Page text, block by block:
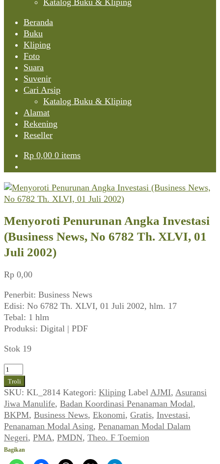
Katalog Buku & Kliping
Beranda
Buku
Kliping
Foto
Suara
Suvenir
Cari Arsip
Katalog Buku & Kliping
Alamat
Rekening
Reseller
Rp 0,00 0 items
Menyoroti Penurunan Angka Investasi
(Business News, No 6782 Th. XLVI, 01
Juli 2002)
Rp 0,00
Penerbit: Business News
Edisi: No 6782 Th. XLVI, 01 Juli 2002, hlm. 17
Tebal: 1 hlm
Produksi: Digital | PDF
Stok 19
Kuantitas
Menyoroti
Penurunan
Angka
Investasi
(Business
News,
No
6782
Troli
SKU: KL_2814 Kategori: Kliping Label AJMI, Asuransi
Jiwa Manulife, Badan Koordinasi Penanaman Modal,
BKPM, Business News, Ekonomi, Gratis, Investasi,
Penanaman Modal Asing, Penanaman Modal Dalam
Negeri, PMA, PMDN, Theo. F Toemion
Bagikan